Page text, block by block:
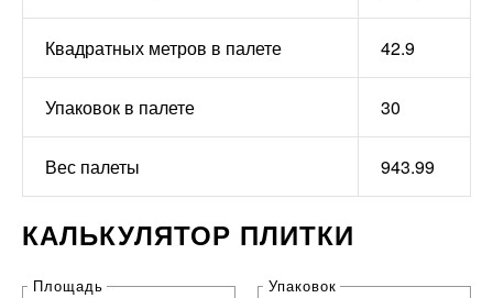
Квадратных метров в палете 42.9
Упаковок в палете 30
Вес палеты 943.99
КАЛЬКУЛЯТОР ПЛИТКИ
Площадь Упаковок